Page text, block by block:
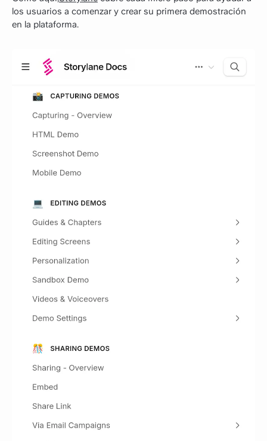
los usuarios a comenzar y crear su primera demostración
en la plataforma.